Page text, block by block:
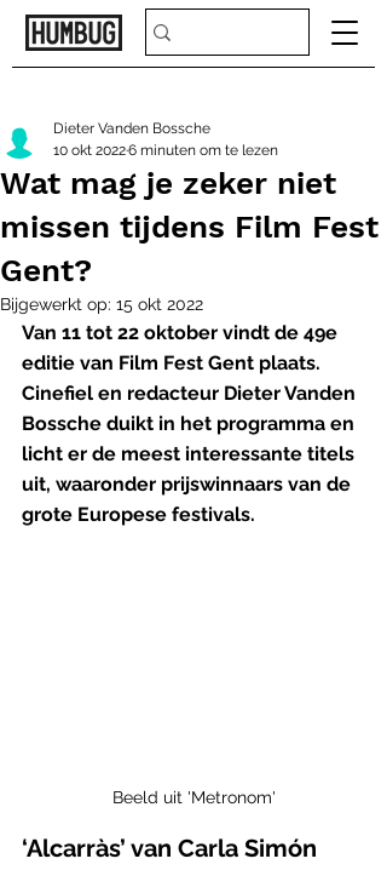
Wat mag je zeker niet
missen tijdens Film Fest
Gent?
Dieter Vanden Bossche
10 okt 20226 minuten om te lezen
Bijgewerkt op: 15 okt 2022
Van 11 tot 22 oktober vindt de 49e
editie van Film Fest Gent plaats.
Cinefiel en redacteur Dieter Vanden
Bossche duikt in het programma en
licht er de meest interessante titels
uit, waaronder prijswinnaars van de
grote Europese festivals.
Beeld uit 'Metronom'
‘Alcarràs’ van Carla Simón